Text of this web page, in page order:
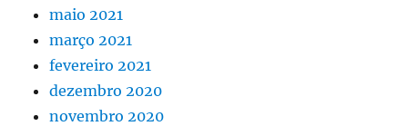
maio 2021
março 2021
fevereiro 2021
dezembro 2020
novembro 2020